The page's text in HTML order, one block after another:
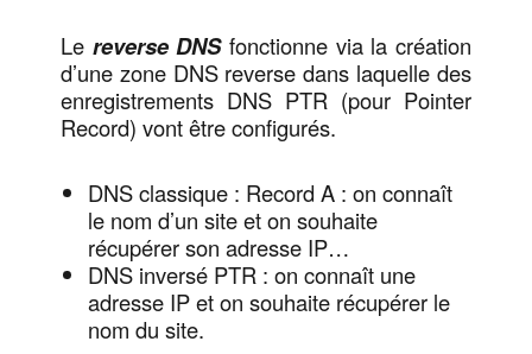
Le reverse DNSfonctionne via la création
d’une zone DNS reverse dans laquelle des
enregistrements DNS PTR (pour Pointer
Record) vont être configurés.
DNS classique : Record A : on connaît
le nom d’un site et on souhaite
récupérer son adresse IP…
DNS inversé PTR : on connaît une
adresse IP et on souhaite récupérer le
nom du site.